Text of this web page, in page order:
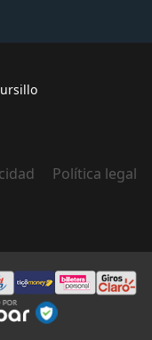
Política legal